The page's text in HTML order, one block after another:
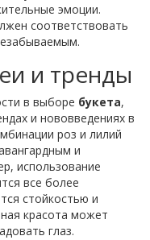
эмоции.
соответствовать
и тренды
в выборе букета,
и нововведениях в
роз и лилий
и
использование
все более
стойкостью и
красота может
глаз.